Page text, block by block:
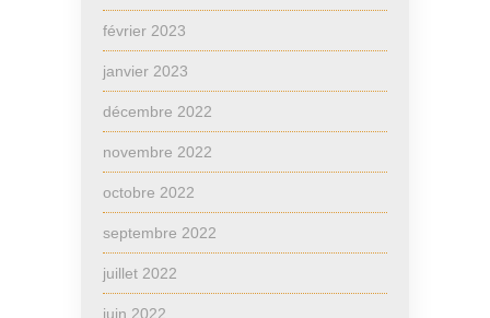
février 2023
janvier 2023
décembre 2022
novembre 2022
octobre 2022
septembre 2022
juillet 2022
juin 2022